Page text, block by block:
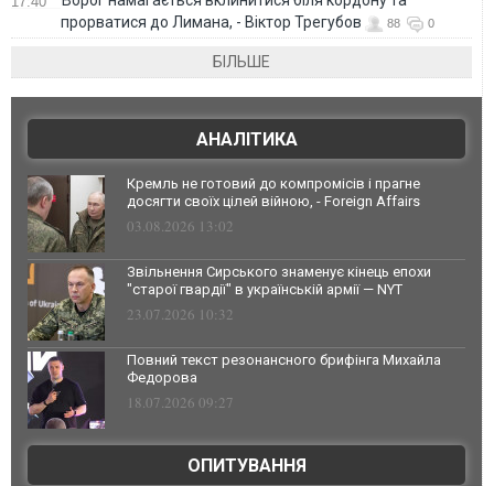
прорватися до Лимана, - Віктор Трегубов
88 0
БІЛЬШЕ
АНАЛІТИКА
Кремль не готовий до компромісів і прагне
досягти своїх цілей війною, - Foreign Affairs
03.08.2026 13:02
Звільнення Сирського знаменує кінець епохи
"старої гвардії" в українській армії — NYT
23.07.2026 10:32
Повний текст резонансного брифінга Михайла
Федорова
18.07.2026 09:27
ОПИТУВАННЯ